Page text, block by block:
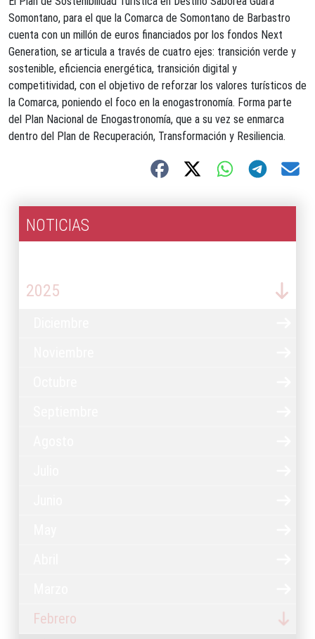
Somontano, para el que la Comarca de Somontano de Barbastro
cuenta con un millón de euros financiados por los fondos Next
Generation, se articula a través de cuatro ejes: transición verde y
sostenible, eficiencia energética, transición digital y
competitividad, con el objetivo de reforzar los valores turísticos de
la Comarca, poniendo el foco en la enogastronomía. Forma parte
del Plan Nacional de Enogastronomía, que a su vez se enmarca
dentro del Plan de Recuperación, Transformación y Resiliencia.
NOTICIAS
2025
Febrero